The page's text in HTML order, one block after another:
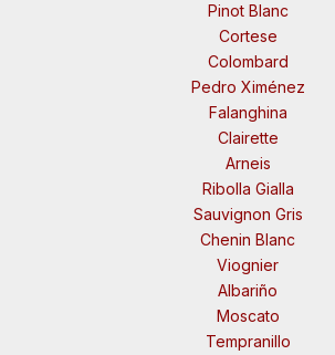
Pinot Blanc
Cortese
Colombard
Pedro Ximénez
Falanghina
Clairette
Arneis
Ribolla Gialla
Sauvignon Gris
Chenin Blanc
Viognier
Albariño
Moscato
Tempranillo